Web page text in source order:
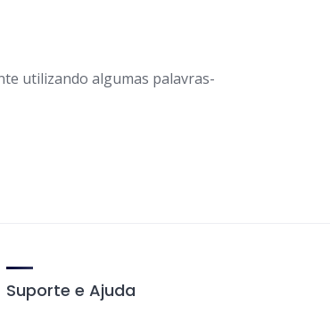
utilizando algumas palavras-
Suporte e Ajuda